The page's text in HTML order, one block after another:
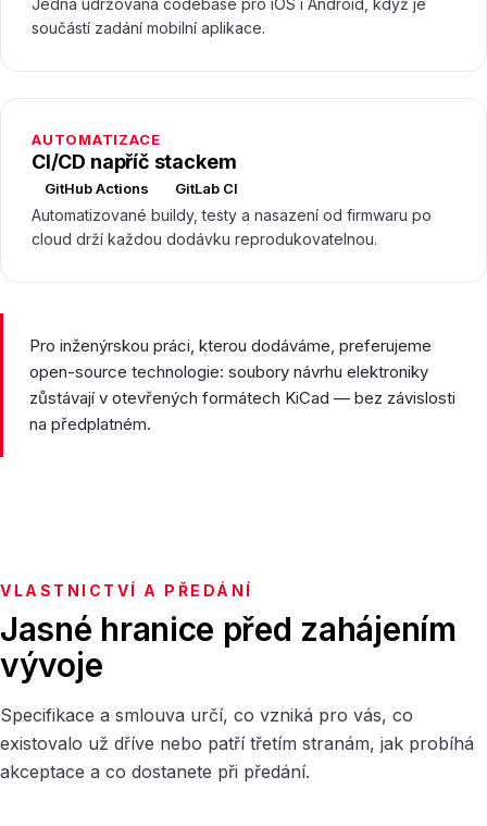
Jedna udržovaná codebase pro iOS i Android, když je
součástí zadání mobilní aplikace.
AUTOMATIZACE
CI/CD napříč stackem
GitHub Actions GitLab CI
Automatizované buildy, testy a nasazení od firmwaru po
cloud drží každou dodávku reprodukovatelnou.
Pro inženýrskou práci, kterou dodáváme, preferujeme
open-source technologie: soubory návrhu elektroniky
zůstávají v otevřených formátech KiCad — bez závislosti
na předplatném.
VLASTNICTVÍ A PŘEDÁNÍ
Jasné hranice před zahájením
vývoje
Specifikace a smlouva určí, co vzniká pro vás, co
existovalo už dříve nebo patří třetím stranám, jak probíhá
akceptace a co dostanete při předání.